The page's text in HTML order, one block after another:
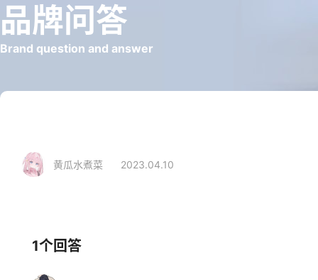
品牌问答
Brand question and answer
黄瓜水煮菜 2023.04.10
1个回答